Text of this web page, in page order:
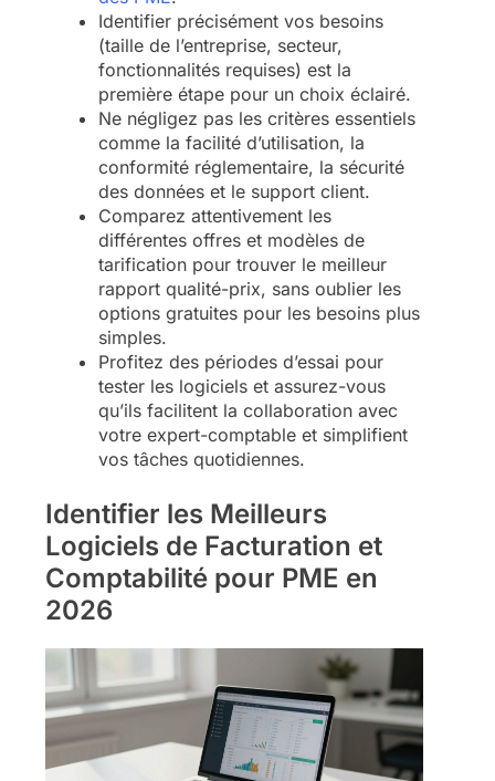
Identifier précisément vos besoins
(taille de l’entreprise, secteur,
fonctionnalités requises) est la
première étape pour un choix éclairé.
Ne négligez pas les critères essentiels
comme la facilité d’utilisation, la
conformité réglementaire, la sécurité
des données et le support client.
Comparez attentivement les
différentes offres et modèles de
tarification pour trouver le meilleur
rapport qualité-prix, sans oublier les
options gratuites pour les besoins plus
simples.
Profitez des périodes d’essai pour
tester les logiciels et assurez-vous
qu’ils facilitent la collaboration avec
votre expert-comptable et simplifient
vos tâches quotidiennes.
Identifier les Meilleurs
Logiciels de Facturation et
Comptabilité pour PME en
2026